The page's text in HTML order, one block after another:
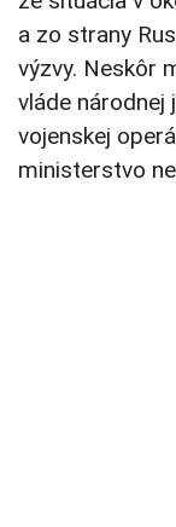
a zo strany
výzvy. Neskôr
vláde národnej
vojenskej
ministerstvo